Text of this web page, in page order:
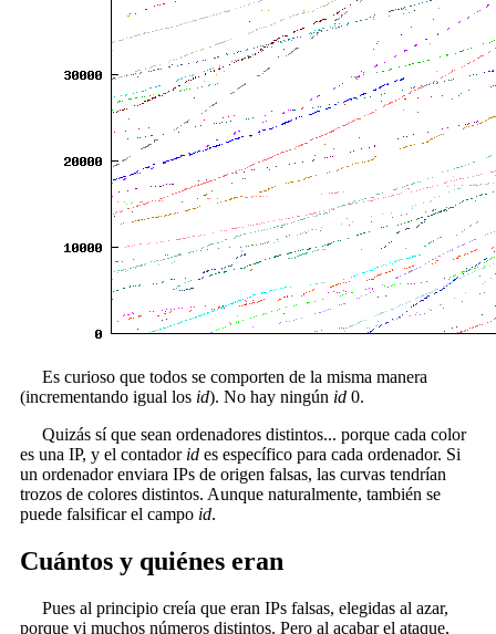
Es curioso que todos se comporten de la misma manera
(incrementando igual los id). No hay ningún id0.
Quizás sí que sean ordenadores distintos... porque cada color
es una IP, y el contador ides específico para cada ordenador. Si
un ordenador enviara IPs de origen falsas, las curvas tendrían
trozos de colores distintos. Aunque naturalmente, también se
puede falsificar el campo id.
Cuántos y quiénes eran
Pues al principio creía que eran IPs falsas, elegidas al azar,
porque vi muchos números distintos. Pero al acabar el ataque,